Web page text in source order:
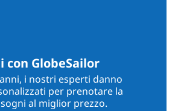
GlobeSailor
i nostri esperti danno
per prenotare la
al miglior prezzo.